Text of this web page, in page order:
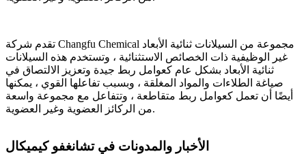
تقدم شركة Changfu Chemical مجموعة من السيلانات ثنائية الأبعاد
غير الوظيفية ذات الخصائص الاستثنائية ، وتستخدم هذه السيلانات
ثنائية الأبعاد بشكل عام كعوامل ربط جيدة وتعزيز الالتصاق في
صياغة الطلاءات والمواد المغلقة ، وبسبب تفاعلها القوي ، يمكنها
أيضًا أن تعمل كعوامل ربط متقاطعة ، وتتفاعل مع مجموعة واسعة
من الركائز العضوية وغير العضوية.
الأخبار والمدونات في تشانغفو كيميكال